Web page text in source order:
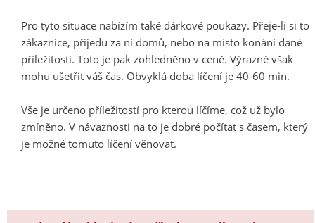
Pro tyto situace nabízím také dárkové poukazy. Přeje-li si to
zákaznice, přijedu za ní domů, nebo na místo konání dané
příležitosti. Toto je pak zohledněno v ceně. Výrazně však
mohu ušetřit váš čas. Obvyklá doba líčení je 40-60 min.
Vše je určeno příležitostí pro kterou líčíme, což už bylo
zmíněno. V návaznosti na to je dobré počítat s časem, který
je možné tomuto líčení věnovat.